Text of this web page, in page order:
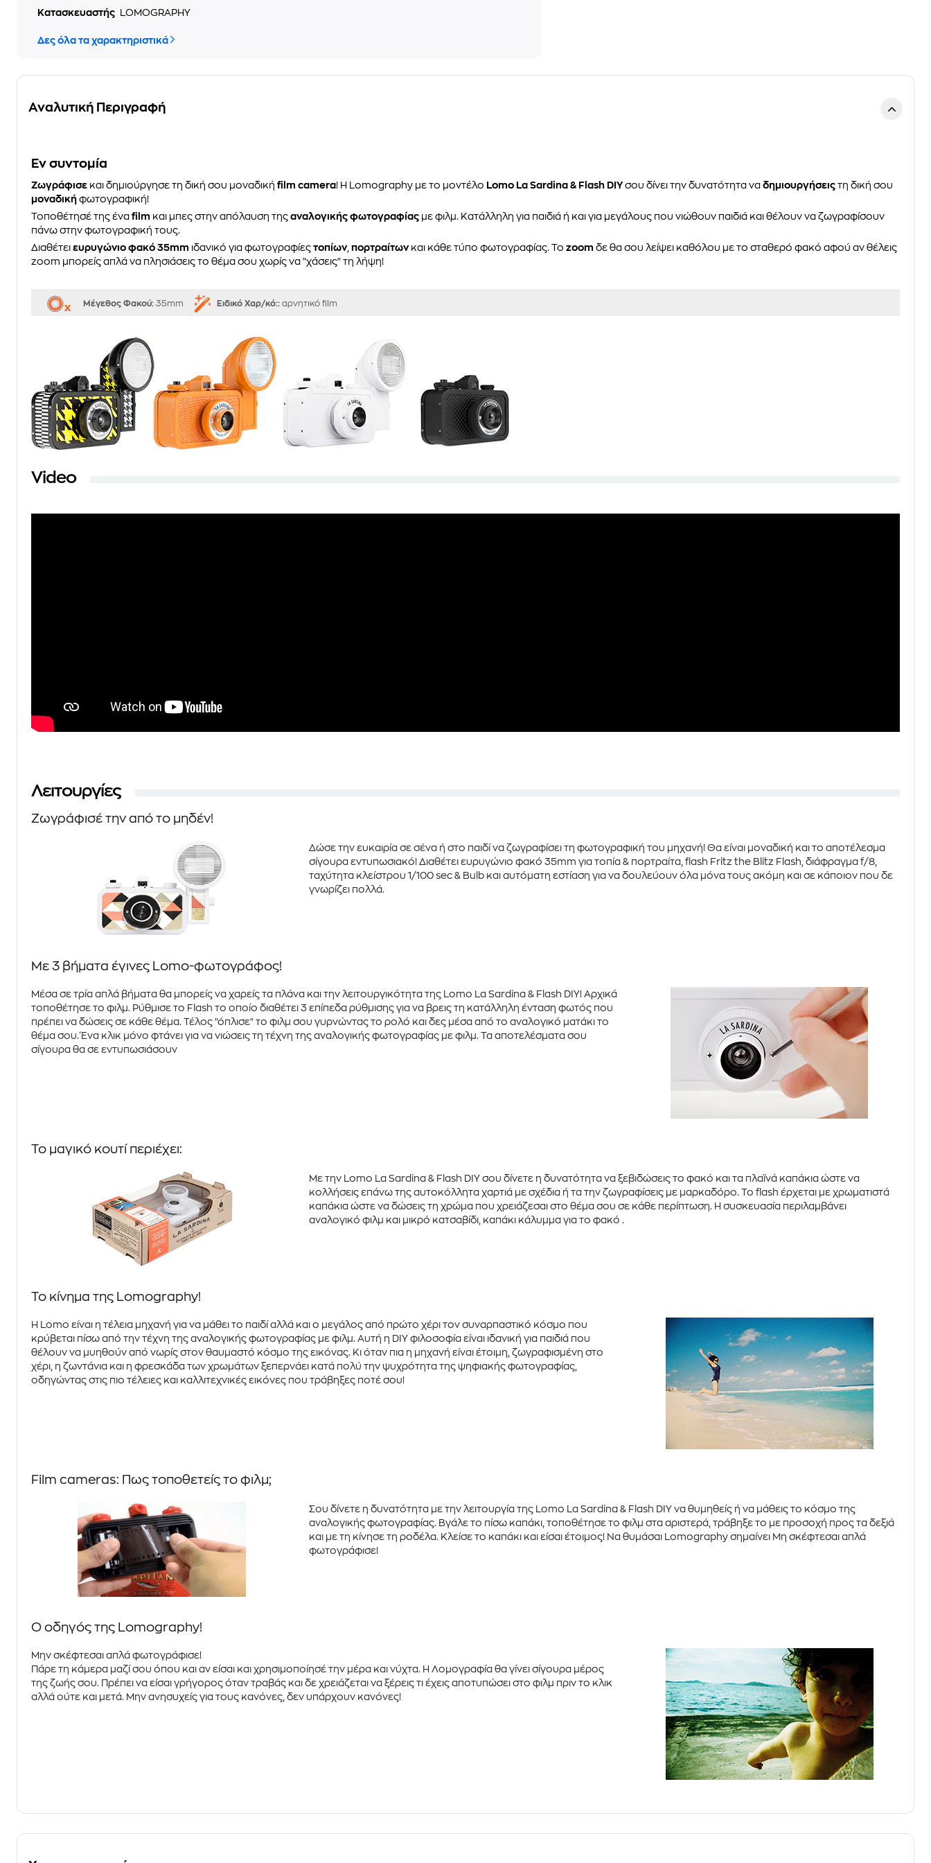
Κατασκευαστής LOMOGRAPHY
Δες όλα τα χαρακτηριστικά
Αναλυτική Περιγραφή
Eν συντομία
Ζωγράφισε και δημιούργησε τη δική σου μοναδική film camera! Η Lomography με το μοντέλο Lomo La Sardina & Flash DIYσου δίνει την δυνατότητα να δημιουργήσεις τη δική σου
μοναδική φωτογραφική!
Τοποθέτησέ της ένα film και μπες στην απόλαυση της αναλογικής φωτογραφίας με φιλμ. Κατάλληλη για παιδιά ή και για μεγάλους που νιώθουν παιδιά και θέλουν να ζωγραφίσουν
πάνω στην φωτογραφική τους.
Διαθέτει ευρυγώνιο φακό 35mm ιδανικό για φωτογραφίες τοπίων, πορτραίτωνκαι κάθε τύπο φωτογραφίας. Το zoom δε θα σου λείψει καθόλου με το σταθερό φακό αφού αν θέλεις
zoom μπορείς απλά να πλησιάσεις το θέμα σου χωρίς να "χάσεις" τη λήψη!
Μέγεθος Φακού: 35mm Ειδικό Χαρ/κό:: αρνητικό film
Video
Λειτουργίες
Ζωγράφισέ την από το μηδέν!
Δώσε την ευκαιρία σε σένα ή στο παιδί να ζωγραφίσει τη φωτογραφική του μηχανή! Θα είναι μοναδική και το αποτέλεσμα
σίγουρα εντυπωσιακό! Διαθέτειευρυγώνιο φακό 35mm για τοπία & πορτραίτα,flash Fritz the Blitz Flash, διάφραγμα f/8,
ταχύτητα κλείστρου 1/100 sec & Bulb και αυτόματηεστίαση για να δουλεύουν όλα μόνα τους ακόμη και σε κάποιον που δε
γνωρίζει πολλά.
Με 3 βήματα έγινες Lomo-φωτογράφος!
Μέσα σε τρία απλά βήματα θα μπορείς να χαρείς τα πλάνα και την λειτουργικότητα της Lomo La Sardina & Flash DIY! Αρχικά
τοποθέτησε το φιλμ. Ρύθμισε το Flash το οποίο διαθέτει 3 επίπεδα ρύθμισης για να βρεις τη κατάλληλη ένταση φωτός που
πρέπει να δώσεις σε κάθε θέμα. Τέλος "όπλισε" το φιλμ σου γυρνώντας το ρολό και δες μέσα από το αναλογικό ματάκι το
θέμα σου.Ένα κλικ μόνο φτάνει για να νιώσεις τη τέχνη της αναλογικής φωτογραφίας με φιλμ. Τα αποτελέσματα σου
σίγουρα θα σε εντυπωσιάσουν
Το μαγικό κουτί περιέχει:
Με την Lomo La Sardina & Flash DIY σου δίνετε η δυνατότητα να ξεβιδώσεις το φακό και τα πλαϊνά καπάκια ώστε να
κολλήσεις επάνω τηςαυτοκόλλητα χαρτιά με σχέδια ή τα την ζωγραφίσεις με μαρκαδόρο. Τοflash έρχεται μεχρωματιστά
καπάκια ώστε να δώσεις τη χρώμα που χρειάζεσαι στο θέμα σου σε κάθε περίπτωση. Η συσκευασία περιλαμβάνει
αναλογικό φιλμ και μικρό κατσαβίδι καπάκι κάλυμμα για το φακό .
Το κίνημα της Lomography!
Η Lomo είναι η τέλεια μηχανή για να μάθει το παιδί αλλά και ο μεγάλος από πρώτο χέρι τον συναρπαστικό κόσμο που
κρύβεται πίσω από την τέχνη της αναλογικής φωτογραφίας με φιλμ. Αυτή η DIY φιλοσοφία είναι ιδανική για παιδιά που
θέλουν να μυηθούν από νωρίς στον θαυμαστό κόσμο της εικόνας. Κι όταν πια η μηχανή είναι έτοιμη, ζωγραφισμένη στο
χέρι, η ζωντάνια και η φρεσκάδα των χρωμάτων ξεπερνάει κατά πολύ την ψυχρότητα της ψηφιακής φωτογραφίας,
οδηγώντας στις πιο τέλειες και καλλιτεχνικές εικόνες που τράβηξες ποτέ σου!
Film cameras: Πως τοποθετείς το φιλμ;
Σου δίνετε η δυνατότητα με την λειτουργία της Lomo La Sardina & Flash DIY να θυμηθείς ή να μάθεις το κόσμο της
αναλογικής φωτογραφίας. Βγάλε το πίσω καπάκι, τοποθέτησε τοφιλμ στα αριστερά, τράβηξε το με προσοχή προς τα δεξιά
και με τη κίνησε τηροδέλα. Κλείσε το καπάκι και είσαι έτοιμος! Να θυμάσαι Lomography σημαίνει Μη σκέφτεσαι απλά
φωτογράφισε!
Ο οδηγός της Lomography!
Μην σκέφτεσαι απλά φωτογράφισε!
Πάρε τη κάμερα μαζί σου όπου και αν είσαι και χρησιμοποίησέ την μέρα και νύχτα. Η Λομογραφία θα γίνει σίγουρα μέρος
της ζωής σου. Πρέπει να είσαι γρήγορος όταν τραβάς και δε χρειάζεται να ξέρεις τι έχεις αποτυπώσει στο φιλμ πριν το κλικ
αλλά ούτε και μετά. Μην ανησυχείς για τους κανόνες, δεν υπάρχουν κανόνες!